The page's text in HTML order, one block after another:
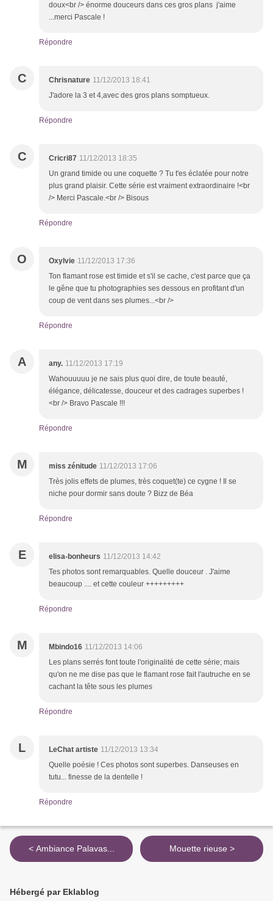
doux<br /> énorme douceurs dans ces gros plans j'aime
...merci Pascale !
Répondre
C Chrisnature 11/12/2013 18:41
J'adore la 3 et 4,avec des gros plans somptueux.
Répondre
C Cricri87 11/12/2013 18:35
Un grand timide ou une coquette ? Tu t'es éclatée pour notre
plus grand plaisir. Cette série est vraiment extraordinaire !<br
/> Merci Pascale.<br /> Bisous
Répondre
O Oxylvie 11/12/2013 17:36
Ton flamant rose est timide et s'il se cache, c'est parce que ça
le gêne que tu photographies ses dessous en profitant d'un
coup de vent dans ses plumes...<br />
Répondre
A any. 11/12/2013 17:19
Wahouuuuu je ne sais plus quoi dire, de toute beauté,
élégance, délicatesse, douceur et des cadrages superbes !
<br /> Bravo Pascale !!!
Répondre
M miss zénitude 11/12/2013 17:06
Très jolis effets de plumes, très coquet(te) ce cygne ! Il se
niche pour dormir sans doute ? Bizz de Béa
Répondre
E elisa-bonheurs 11/12/2013 14:42
Tes photos sont remarquables. Quelle douceur . J'aime
beaucoup .... et cette couleur +++++++++
Répondre
M Mbindo16 11/12/2013 14:06
Les plans serrés font toute l'originalité de cette série; mais
qu'on ne me dise pas que le flamant rose fait l'autruche en se
cachant la tête sous les plumes
Répondre
L LeChat artiste 11/12/2013 13:34
Quelle poésie ! Ces photos sont superbes. Danseuses en
tutu... finesse de la dentelle !
Répondre
< Ambiance Palavas... Mouette rieuse >
Hébergé par Eklablog